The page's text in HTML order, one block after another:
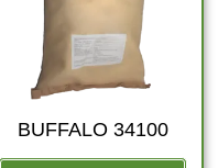
BUFFALO 34100